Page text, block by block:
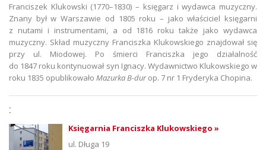
Franciszek Klukowski (1770–1830) – księgarz i wydawca muzyczny.
Znany był w Warszawie od 1805 roku – jako właściciel księgarni
z nutami i instrumentami, a od 1816 roku także jako wydawca
muzyczny. Skład muzyczny Franciszka Klukowskiego znajdował się
przy ul. Miodowej. Po śmierci Franciszka jego działalność
do 1847 roku kontynuował syn Ignacy. Wydawnictwo Klukowskiego w
roku 1835 opublikowało Mazurka B-durop. 7 nr 1 Fryderyka Chopina.
:
Księgarnia Franciszka Klukowskiego »
ul. Długa 19